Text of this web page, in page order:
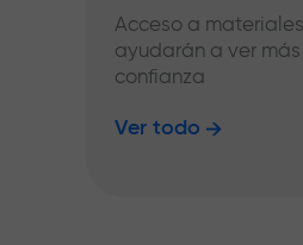
Acceso a
ayudarán a ver
confianza
Ver todo